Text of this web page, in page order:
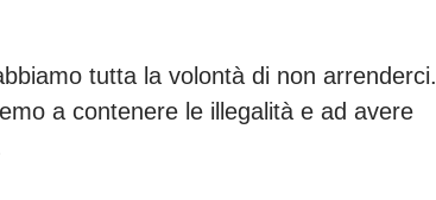
tutta la volontà di non arrenderci.
a contenere le illegalità e ad avere